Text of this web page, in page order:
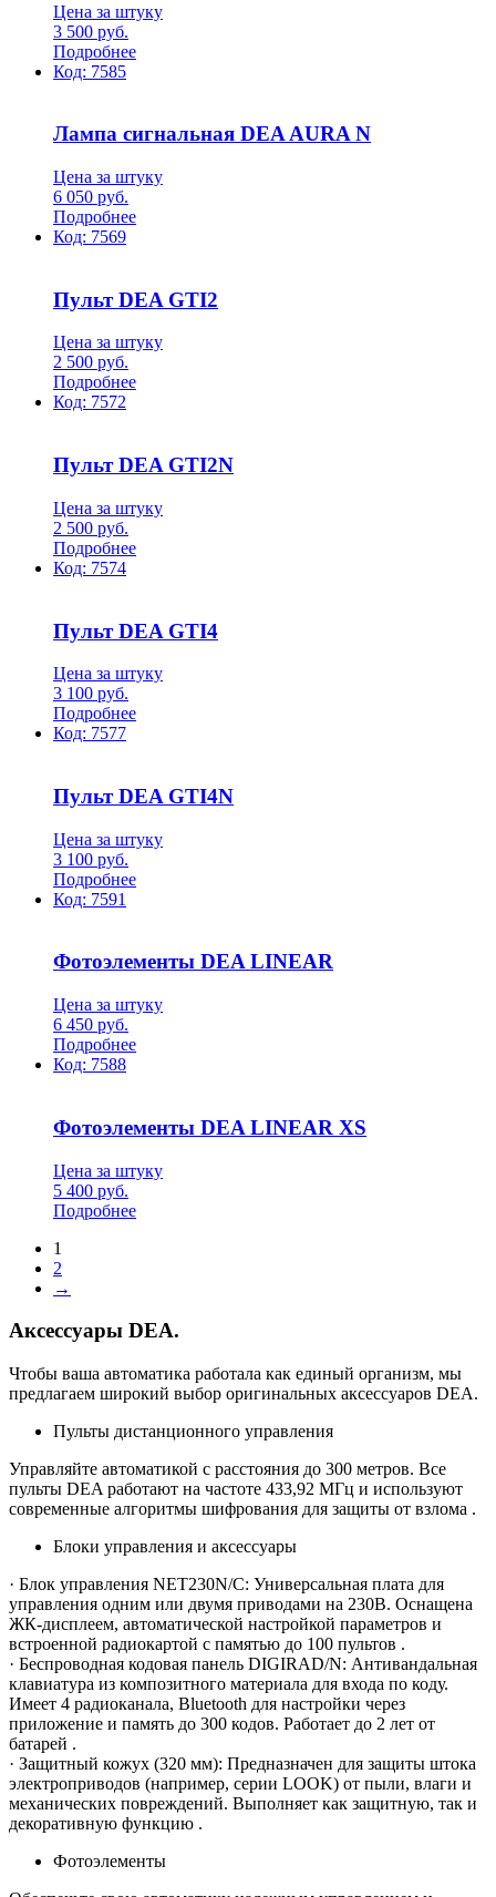
Цена за штуку
3 500 руб.
Подробнее
Код: 7585
Лампа сигнальная DEA AURA N
Цена за штуку
6 050 руб.
Подробнее
Код: 7569
Пульт DEA GTI2
Цена за штуку
2 500 руб.
Подробнее
Код: 7572
Пульт DEA GTI2N
Цена за штуку
2 500 руб.
Подробнее
Код: 7574
Пульт DEA GTI4
Цена за штуку
3 100 руб.
Подробнее
Код: 7577
Пульт DEA GTI4N
Цена за штуку
3 100 руб.
Подробнее
Код: 7591
Фотоэлементы DEA LINEAR
Цена за штуку
6 450 руб.
Подробнее
Код: 7588
Фотоэлементы DEA LINEAR XS
Цена за штуку
5 400 руб.
Подробнее
1
2
→
Аксессуары DEA.
Чтобы ваша автоматика работала как единый организм, мы
предлагаем широкий выбор оригинальных аксессуаров DEA.
Пульты дистанционного управления
Управляйте автоматикой с расстояния до 300 метров. Все
пульты DEA работают на частоте 433,92 МГц и используют
современные алгоритмы шифрования для защиты от взлома .
Блоки управления и аксессуары
· Блок управления NET230N/C: Универсальная плата для
управления одним или двумя приводами на 230В. Оснащена
ЖК-дисплеем, автоматической настройкой параметров и
встроенной радиокартой с памятью до 100 пультов .
· Беспроводная кодовая панель DIGIRAD/N: Антивандальная
клавиатура из композитного материала для входа по коду.
Имеет 4 радиоканала, Bluetooth для настройки через
приложение и память до 300 кодов. Работает до 2 лет от
батарей .
· Защитный кожух (320 мм): Предназначен для защиты штока
электроприводов (например, серии LOOK) от пыли, влаги и
механических повреждений. Выполняет как защитную, так и
декоративную функцию .
Фотоэлементы